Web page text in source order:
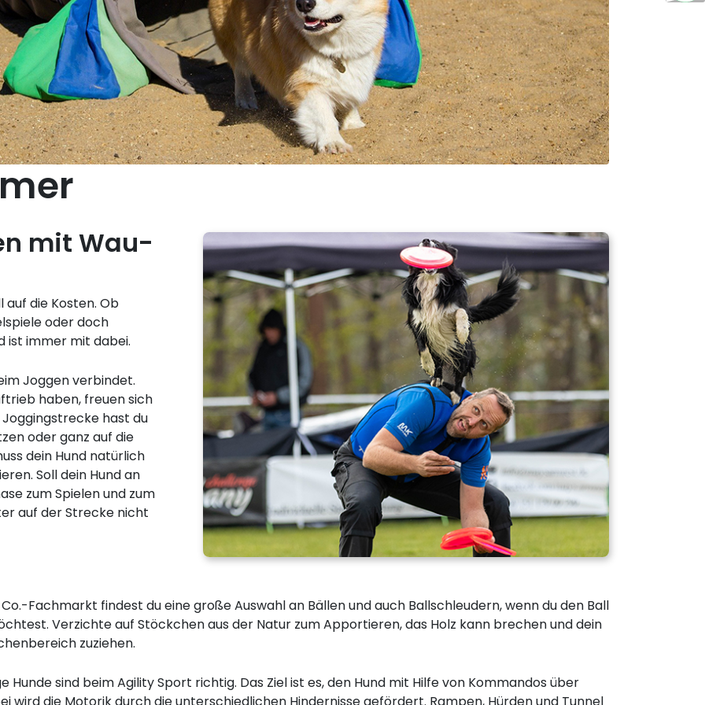
mit Wau-
die Kosten. Ob
oder doch
ist immer mit dabei.
Joggen verbindet.
haben, freuen sich
hast du
oder ganz auf die
dein Hund natürlich
Soll dein Hund an
zum Spielen und zum
auf der Strecke nicht
Fachmarkt findest du eine große Auswahl an Bällen und auch Ballschleudern, wenn du den Ball
Verzichte auf Stöckchen aus der Natur zum Apportieren, das Holz kann brechen und dein
zuziehen.
sind beim Agility Sport richtig. Das Ziel ist es, den Hund mit Hilfe von Kommandos über